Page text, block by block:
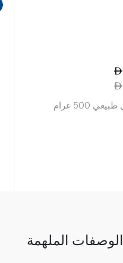
500 غرام
الملهمة